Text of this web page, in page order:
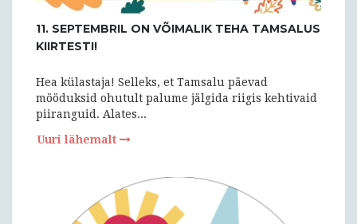
11. SEPTEMBRIL ON VÕIMALIK TEHA TAMSALUS
KIIRTESTI!
Hea külastaja! Selleks, et Tamsalu päevad
mööduksid ohutult palume jälgida riigis kehtivaid
piiranguid. Alates...
Uuri lähemalt